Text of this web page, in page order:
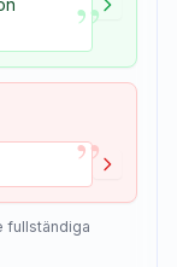
”
”
fullständiga